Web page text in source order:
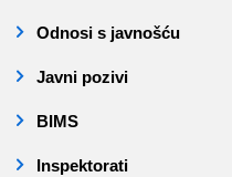
Odnosi s javnošću
Javni pozivi
BIMS
Inspektorati